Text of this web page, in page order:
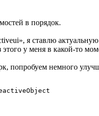
в порядок.
я ставлю
у меня в какой-то
попробуем немного